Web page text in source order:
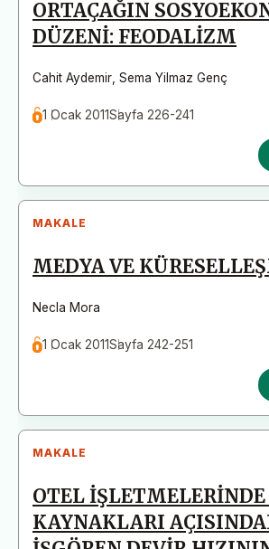
ORTAÇAĞIN
DÜZENİ: FEODALİZM
Cahit Aydemir Sema Yilmaz Genç
1 Ocak 2011Sayfa 226-241
MAKALE
MEDYA VE
Necla Mora
1 Ocak 2011Sayfa 242-251
MAKALE
OTEL
KAYNAKLARI